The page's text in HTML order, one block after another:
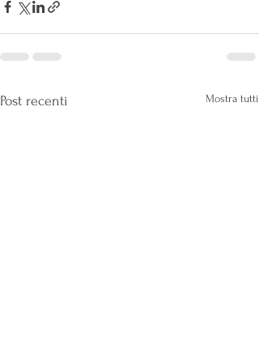
Post recenti Mostra tutti